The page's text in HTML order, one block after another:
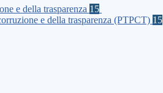
e della trasparenza 15
e della trasparenza (PTPCT) 15